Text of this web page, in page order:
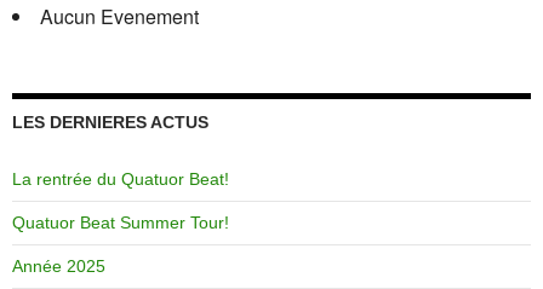
Aucun Evenement
LES DERNIERES ACTUS
La rentrée du Quatuor Beat!
Quatuor Beat Summer Tour!
Année 2025